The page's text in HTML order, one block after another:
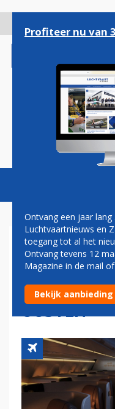
gaan
Magazine
ETIHAD
MALLORCA
OOSTEN
Profiteer nu van
Ontvang een jaar
Luchtvaartnieuws en
toegang tot al het
Ontvang tevens 12
Magazine in de mail
Bekijk aanbieding